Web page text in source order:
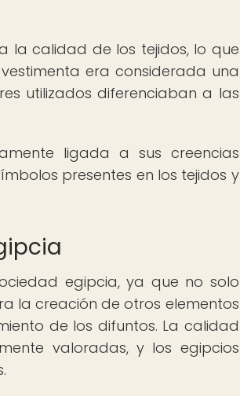
la calidad de los tejidos, lo que
era considerada una
utilizados diferenciaban a las
ligada a sus creencias
presentes en los tejidos y
egipcia, ya que no solo
la creación de otros elementos
de los difuntos. La calidad
valoradas, y los egipcios